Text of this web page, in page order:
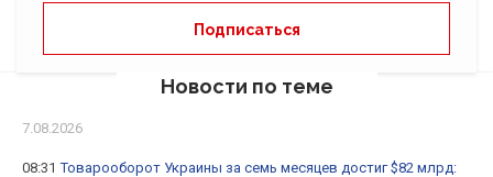
Новости по теме
7.08.2026
08:31 Товарооборот Украины за семь месяцев достиг $82 млрд: